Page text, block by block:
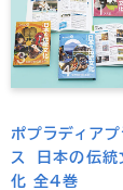
ポプラディアプ
ス 日本の伝統
化 全4巻